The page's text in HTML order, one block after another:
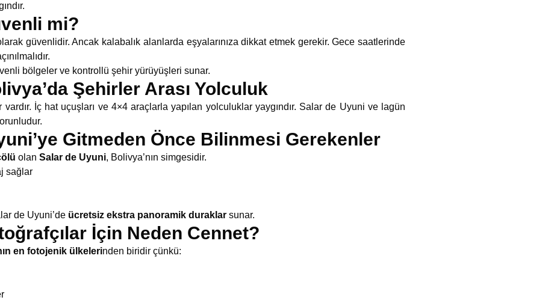
mi?
güvenlidir. Ancak kalabalık alanlarda eşyalarınıza dikkat etmek gerekir. Gece saatlerinde
bölgeler ve kontrollü şehir yürüyüşleri sunar.
Şehirler Arası Yolculuk
vardır. İç hat uçuşları ve 4×4 araçlarla yapılan yolculuklar yaygındır. Salar de Uyuni ve lagün
Gitmeden Önce Bilinmesi Gerekenler
olan Salar de Uyuni, Bolivya’nın simgesidir.
sağlar
de Uyuni’de ücretsiz ekstra panoramik duraklar sunar.
İçin Neden Cennet?
en fotojenik ülkelerinden biridir çünkü: